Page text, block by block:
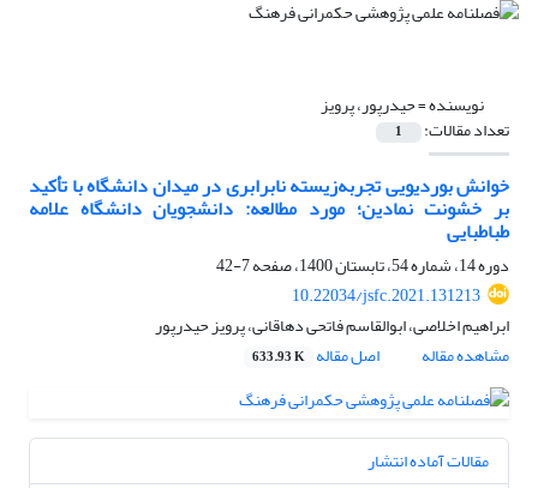
نویسنده =حیدرپور، پرویز
تعداد مقالات: 1
خوانش بوردیویی تجربه‌زیسته نابرابری در میدان دانشگاه با تأکید
بر خشونت نمادین؛ مورد مطالعه: دانشجویان دانشگاه علامه
طباطبایی
دوره 14، شماره 54، تابستان 1400، صفحه
7-42
10.22034/jsfc.2021.131213
ابراهیم اخلاصی، ابوالقاسم فاتحی دهاقانی، پرویز حیدرپور
مشاهده مقاله
اصل مقاله 633.93 K
مقالات آماده انتشار